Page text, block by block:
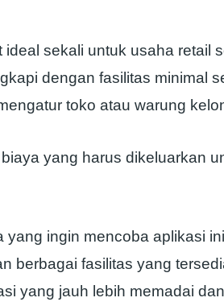
sekali untuk usaha retail
dengan fasilitas minimal
toko atau warung
yang harus dikeluarkan
yang ingin mencoba aplikasi
berbagai fasilitas yang
yang jauh lebih memadai